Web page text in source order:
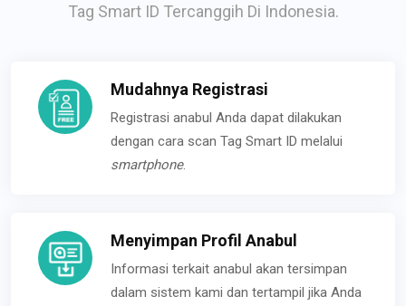
Tag Smart ID Tercanggih Di Indonesia.
Mudahnya Registrasi
Registrasi anabul Anda dapat dilakukan
dengan cara scan Tag Smart ID melalui
smartphone.
Menyimpan Profil Anabul
Informasi terkait anabul akan tersimpan
dalam sistem kami dan tertampil jika Anda